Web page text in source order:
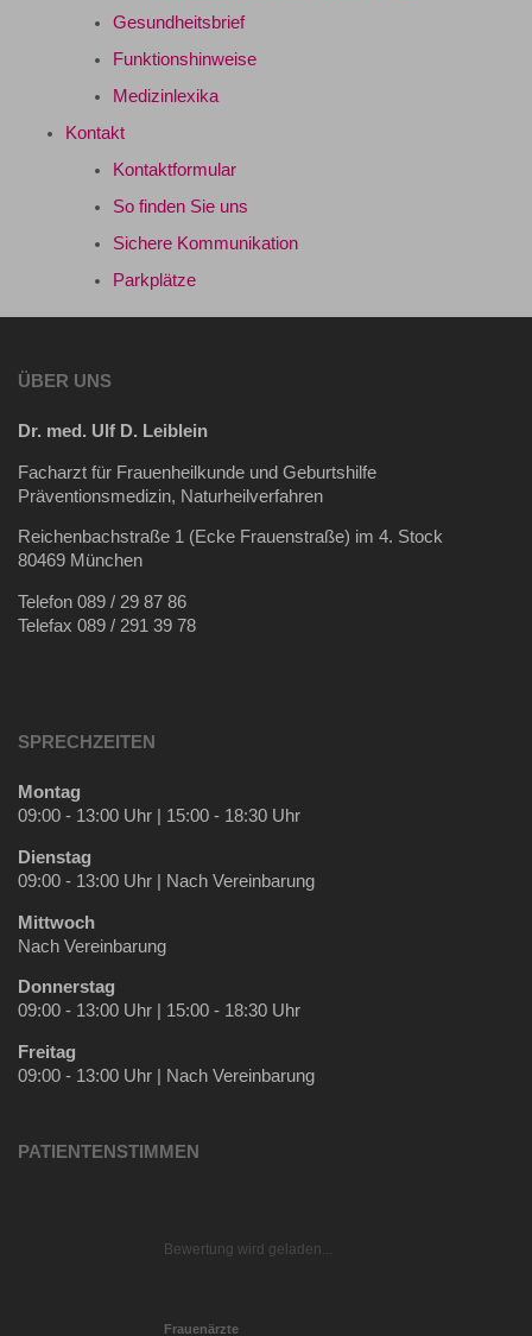
Gesundheitsbrief
Funktionshinweise
Medizinlexika
Kontakt
Kontaktformular
So finden Sie uns
Sichere Kommunikation
Parkplätze
ÜBER UNS
Dr. med. Ulf D. Leiblein
Facharzt für Frauenheilkunde und Geburtshilfe
Präventionsmedizin, Naturheilverfahren
Reichenbachstraße 1 (Ecke Frauenstraße) im 4. Stock
80469 München
Telefon 089 / 29 87 86
Telefax 089 / 291 39 78
SPRECHZEITEN
Montag
09:00 - 13:00 Uhr | 15:00 - 18:30 Uhr
Dienstag
09:00 - 13:00 Uhr | Nach Vereinbarung
Mittwoch
Nach Vereinbarung
Donnerstag
09:00 - 13:00 Uhr | 15:00 - 18:30 Uhr
Freitag
09:00 - 13:00 Uhr | Nach Vereinbarung
PATIENTENSTIMMEN
Bewertung wird geladen...
Frauenärzte